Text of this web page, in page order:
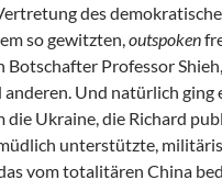
des
so gewitzten, outspoken
Botschafter Professor
Und natürlich ging
die Ukraine, die Richard
unterstützte,
vom totalitären China